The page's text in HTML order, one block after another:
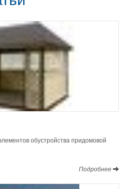
обустройства придомовой
Подробнее